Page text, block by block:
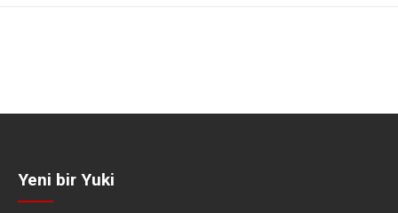
Yeni bir Yuki